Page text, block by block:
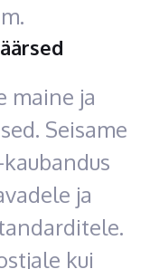
maine ja
Seisame
ja
kui